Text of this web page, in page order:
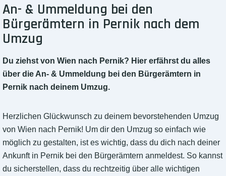
An- & Ummeldung bei den
Bürgerämtern in Pernik nach dem
Umzug
Du ziehst von Wien nach Pernik? Hier erfährst du alles
über die An- & Ummeldung bei den Bürgerämtern in
Pernik nach deinem Umzug.
Herzlichen Glückwunsch zu deinem bevorstehenden Umzug
von Wien nach Pernik! Um dir den Umzug so einfach wie
möglich zu gestalten, ist es wichtig, dass du dich nach deiner
Ankunft in Pernik bei den Bürgerämtern anmeldest. So kannst
du sicherstellen, dass du rechtzeitig über alle wichtigen